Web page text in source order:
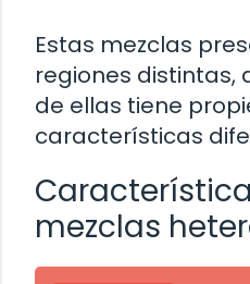
Estas mezclas
regiones distintas,
de ellas tiene
características
mezclas